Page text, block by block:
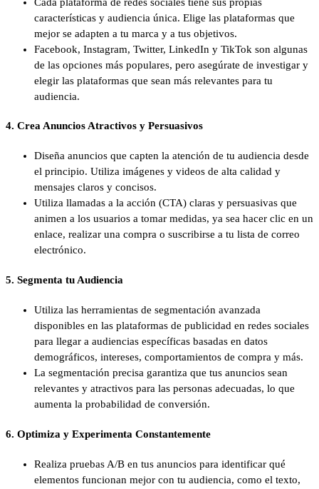
características y audiencia única. Elige las plataformas que
mejor se adapten a tu marca y a tus objetivos.
Facebook, Instagram, Twitter, LinkedIn y TikTok son algunas
de las opciones más populares, pero asegúrate de investigar y
elegir las plataformas que sean más relevantes para tu
audiencia.
4. Crea Anuncios Atractivos y Persuasivos
Diseña anuncios que capten la atención de tu audiencia desde
el principio. Utiliza imágenes y videos de alta calidad y
mensajes claros y concisos.
Utiliza llamadas a la acción (CTA) claras y persuasivas que
animen a los usuarios a tomar medidas, ya sea hacer clic en un
enlace, realizar una compra o suscribirse a tu lista de correo
electrónico.
5. Segmenta tu Audiencia
Utiliza las herramientas de segmentación avanzada
disponibles en las plataformas de publicidad en redes sociales
para llegar a audiencias específicas basadas en datos
demográficos, intereses, comportamientos de compra y más.
La segmentación precisa garantiza que tus anuncios sean
relevantes y atractivos para las personas adecuadas, lo que
aumenta la probabilidad de conversión.
6. Optimiza y Experimenta Constantemente
Realiza pruebas A/B en tus anuncios para identificar qué
elementos funcionan mejor con tu audiencia, como el texto,